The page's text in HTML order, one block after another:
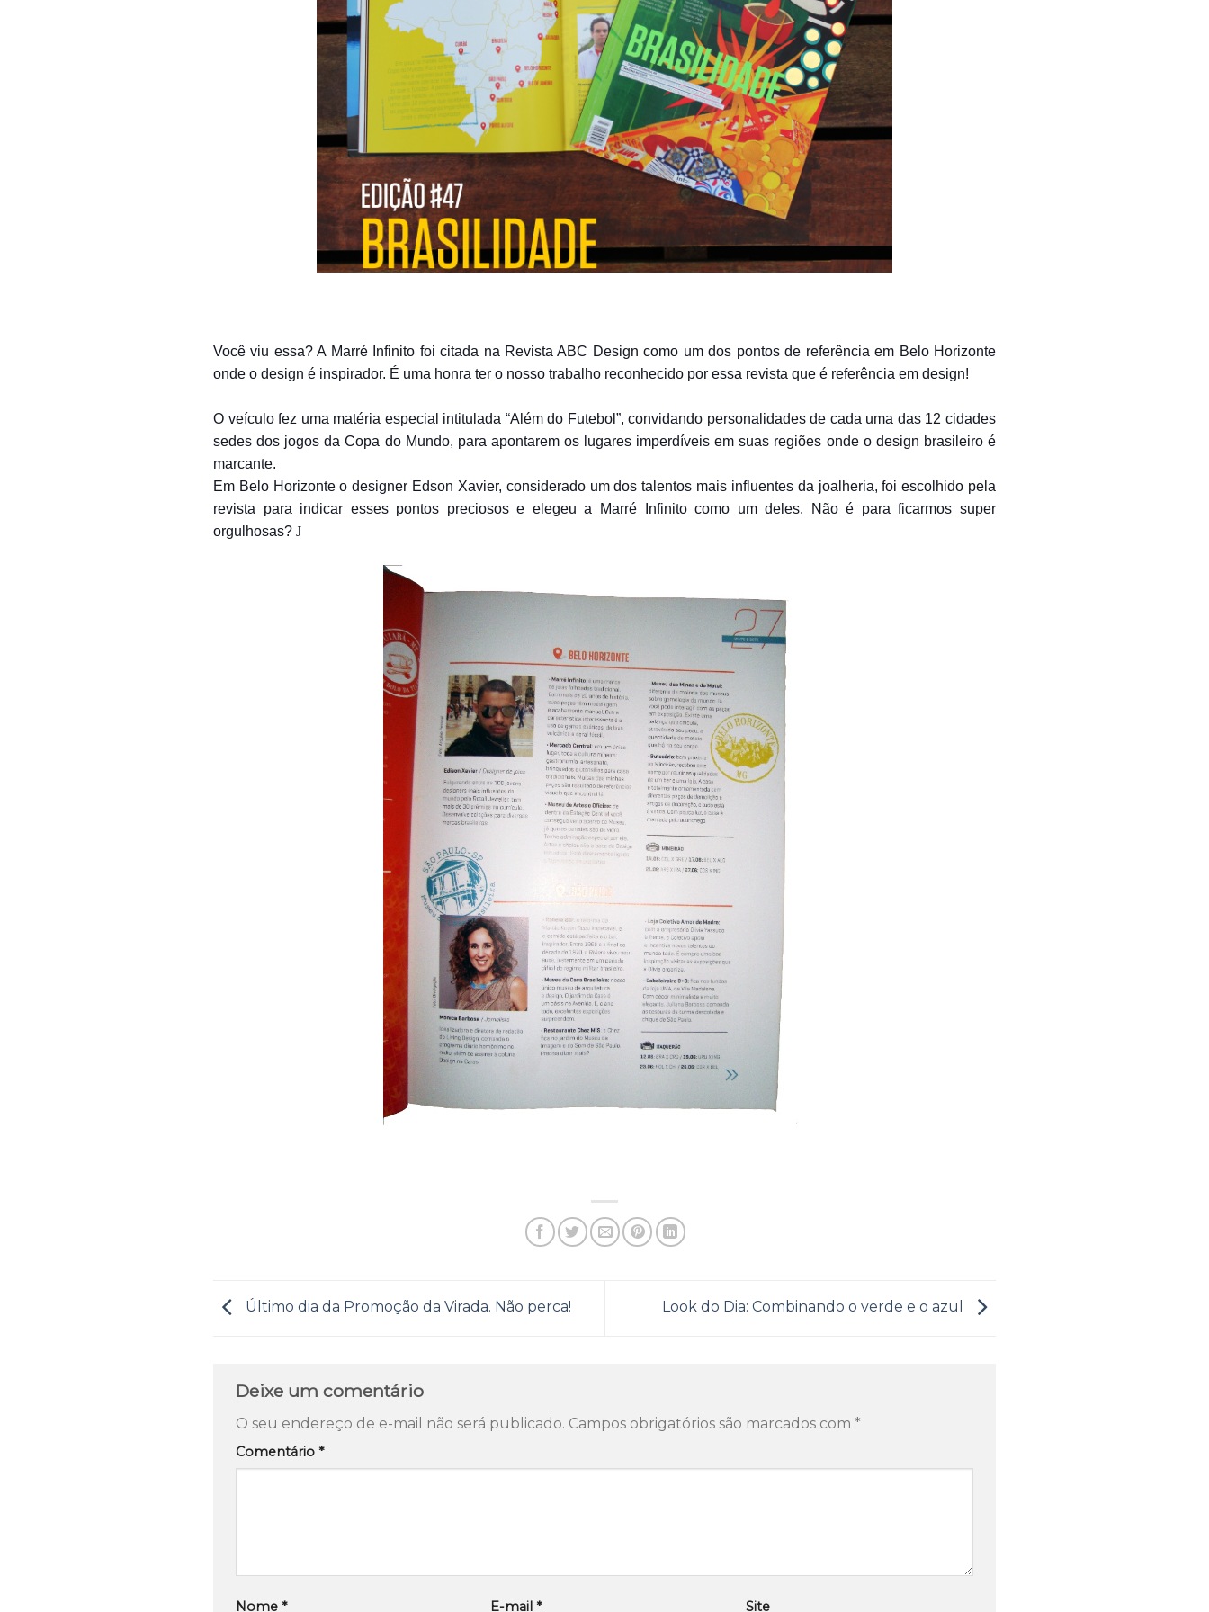
Você viu essa? A Marré Infinito foi citada na Revista ABC Design como um dos pontos de referência em Belo Horizonte
onde o design é inspirador. É uma honra ter o nosso trabalho reconhecido por essa revista que é referência em design!
O veículo fez uma matéria especial intitulada “Além do Futebol”, convidando personalidades de cada uma das 12 cidades
sedes dos jogos da Copa do Mundo, para apontarem os lugares imperdíveis em suas regiões onde o design brasileiro é
marcante.
Em Belo Horizonte o designer Edson Xavier, considerado um dos talentos mais influentes da joalheria, foi escolhido pela
revista para indicar esses pontos preciosos e elegeu a Marré Infinito como um deles. Não é para ficarmos super
orgulhosas? J
Último dia da Promoção da Virada. Não perca! Look do Dia: Combinando o verde e o azul
Deixe um comentário
O seu endereço de e-mail não será publicado. Campos obrigatórios são marcados com *
Comentário *
Nome * E-mail* Site